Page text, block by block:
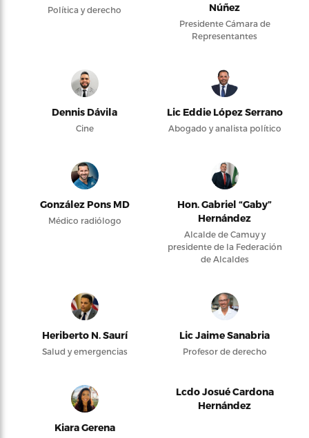
Política y derecho
Núñez
Presidente Cámara de
Representantes
Dennis Dávila
Cine
Lic Eddie López Serrano
Abogado y analista político
González Pons MD
Médico radiólogo
Hon. Gabriel “Gaby”
Hernández
Alcalde de Camuy y
presidente de la Federación
de Alcaldes
Heriberto N. Saurí
Salud y emergencias
Lic Jaime Sanabria
Profesor de derecho
Kiara Gerena
Lcdo Josué Cardona
Hernández